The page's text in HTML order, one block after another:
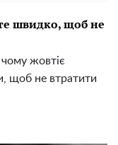
швидко, щоб не
жовтіє
щоб не втратити